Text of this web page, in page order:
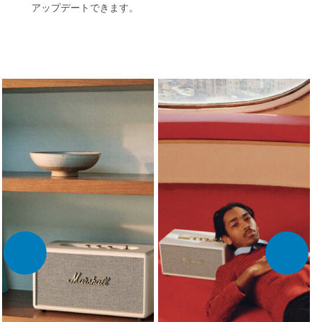
アップデートできます。